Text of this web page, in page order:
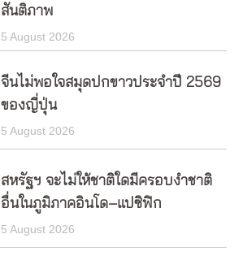
สันติภาพ
5 August 2026
จีนไม่พอใจสมุดปกขาวประจำปี 2569
ของญี่ปุ่น
5 August 2026
สหรัฐฯ จะไม่ให้ชาติใดมีครอบงำชาติ
อื่นในภูมิภาคอินโด–แปซิฟิก
5 August 2026